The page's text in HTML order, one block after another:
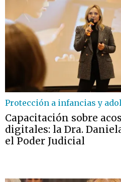
Protección a infancias y
Capacitación sobre
digitales: la Dra.
el Poder Judicial